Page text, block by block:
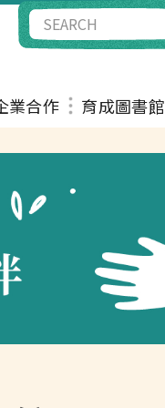
業合作 育成圖書館